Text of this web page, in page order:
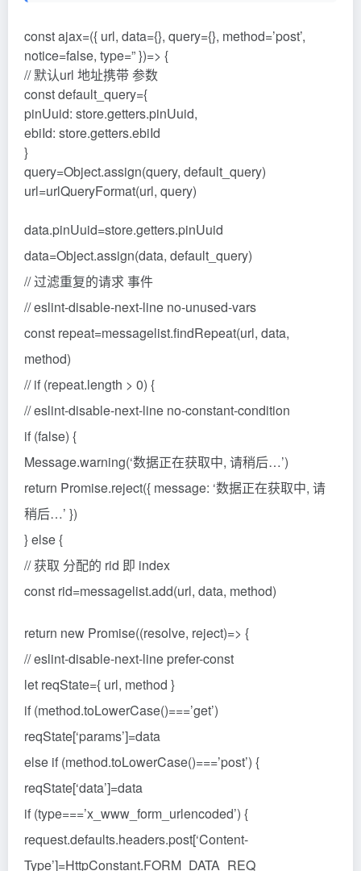
const ajax=({ url, data={}, query={}, method=’post’,
notice=false, type=” })=> {
// 默认url 地址携带 参数
const default_query={
pinUuid: store.getters.pinUuid,
ebiId: store.getters.ebiId
}
query=Object.assign(query, default_query)
url=urlQueryFormat(url, query)
data.pinUuid=store.getters.pinUuid
data=Object.assign(data, default_query)
// 过滤重复的请求 事件
// eslint-disable-next-line no-unused-vars
const repeat=messagelist.findRepeat(url, data,
method)
// if (repeat.length > 0) {
// eslint-disable-next-line no-constant-condition
if (false) {
Message.warning(‘数据正在获取中, 请稍后…’)
return Promise.reject({ message: ‘数据正在获取中, 请
稍后…’ })
} else {
// 获取 分配的 rid 即 index
const rid=messagelist.add(url, data, method)
return new Promise((resolve, reject)=> {
// eslint-disable-next-line prefer-const
let reqState={ url, method }
if (method.toLowerCase()===’get’)
reqState[‘params’]=data
else if (method.toLowerCase()===’post’) {
reqState[‘data’]=data
if (type===’x_www_form_urlencoded’) {
request.defaults.headers.post[‘Content-
Type’]=HttpConstant.FORM_DATA_REQ